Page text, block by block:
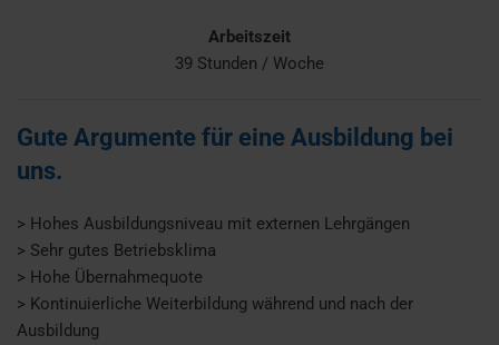
Arbeitszeit
39 Stunden / Woche
Gute Argumente für eine Ausbildung bei
uns.
> Hohes Ausbildungsniveau mit externen Lehrgängen
> Sehr gutes Betriebsklima
> Hohe Übernahmequote
> Kontinuierliche Weiterbildung während und nach der
Ausbildung